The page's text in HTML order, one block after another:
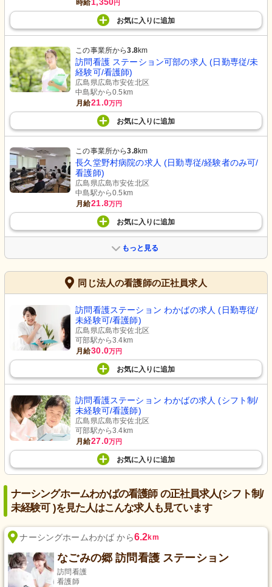
時給1,350円
お気に入り に追加
この事業所から3.8km
訪問看護 ステーション可部の求人 (日勤専従/未
経験可/看護師)
広島県広島市安佐北区
中島駅から0.5km
月給21.0万円
お気に入り に追加
この事業所から3.8km
長久堂野村病院の求人 (日勤専従/経験者のみ可/
看護師)
広島県広島市安佐北区
中島駅から0.5km
月給21.8万円
お気に入り に追加
もっと見る
同じ法人の看護師の正社員求人
訪問看護ステーション わかばの求人 (日勤専従/
未経験可/看護師)
広島県広島市安佐北区
可部駅から3.4km
月給30.0万円
お気に入り に追加
訪問看護ステーション わかばの求人 (シフト制/
未経験可/看護師)
広島県広島市安佐北区
可部駅から3.4km
月給27.0万円
お気に入り に追加
ナーシングホームわかばの看護師 の正社員求人(シフト制/
未経験可 )を見た人はこんな求人も見ています
ナーシングホームわかば から6.2km
なごみの郷 訪問看護 ステーション
訪問看護
看護師